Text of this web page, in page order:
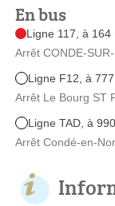
En bus
Ligne 117, à 164
Arrêt CONDE-
Ligne F12, à
Arrêt Le Bourg ST
Ligne TAD, à
Arrêt Condé-en-